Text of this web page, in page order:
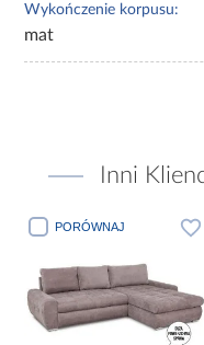
Wykończenie korpusu:
mat
Inni
PORÓWNAJ